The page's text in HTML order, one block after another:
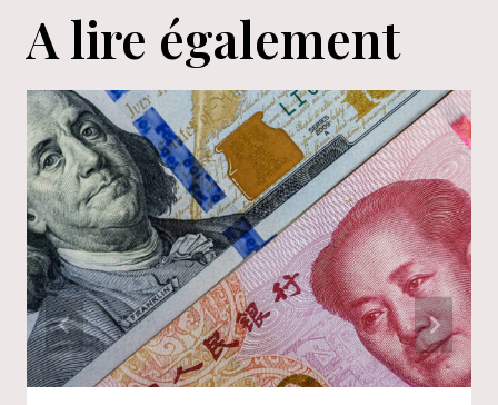
A lire également